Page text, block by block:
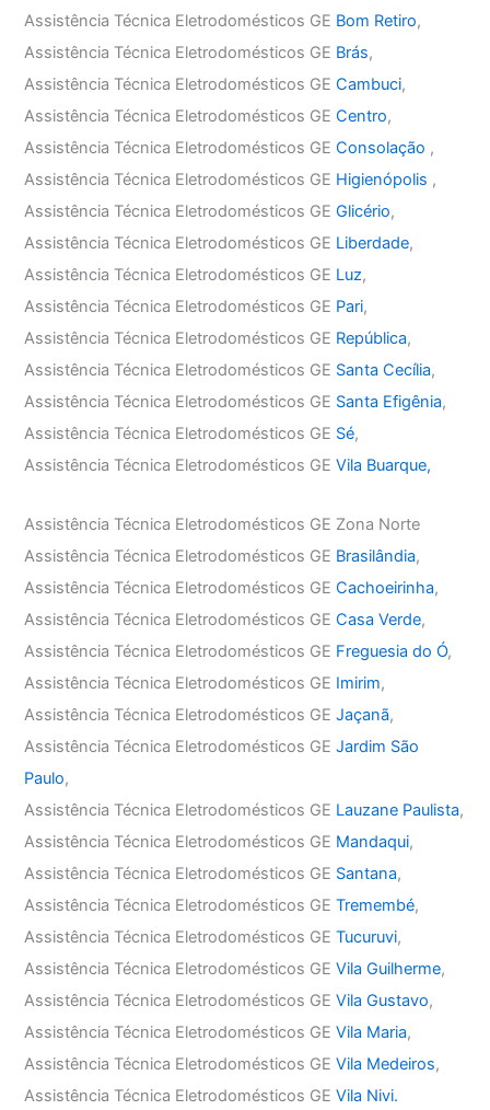
Assistência Técnica Eletrodomésticos GE Bom Retiro,
Assistência Técnica Eletrodomésticos GE Brás,
Assistência Técnica Eletrodomésticos GECambuci,
Assistência Técnica Eletrodomésticos GECentro,
Assistência Técnica Eletrodomésticos GEConsolação ,
Assistência Técnica Eletrodomésticos GE Higienópolis ,
Assistência Técnica Eletrodomésticos GEGlicério,
Assistência Técnica Eletrodomésticos GE Liberdade,
Assistência Técnica Eletrodomésticos GE Luz,
Assistência Técnica Eletrodomésticos GE Pari,
Assistência Técnica Eletrodomésticos GE República,
Assistência Técnica Eletrodomésticos GE Santa Cecília,
Assistência Técnica Eletrodomésticos GE Santa Efigênia,
Assistência Técnica Eletrodomésticos GE Sé,
Assistência Técnica Eletrodomésticos GEVila Buarque,
Assistência Técnica Eletrodomésticos GE Zona Norte
Assistência Técnica Eletrodomésticos GE Brasilândia,
Assistência Técnica Eletrodomésticos GECachoeirinha,
Assistência Técnica Eletrodomésticos GECasa Verde,
Assistência Técnica Eletrodomésticos GE Freguesia do Ó,
Assistência Técnica Eletrodomésticos GE Imirim,
Assistência Técnica Eletrodomésticos GEJaçanã,
Assistência Técnica Eletrodomésticos GEJardim São
Paulo,
Assistência Técnica Eletrodomésticos GE Lauzane Paulista,
Assistência Técnica Eletrodomésticos GE Mandaqui,
Assistência Técnica Eletrodomésticos GE Santana,
Assistência Técnica Eletrodomésticos GETremembé,
Assistência Técnica Eletrodomésticos GETucuruvi,
Assistência Técnica Eletrodomésticos GEVila Guilherme,
Assistência Técnica Eletrodomésticos GEVila Gustavo,
Assistência Técnica Eletrodomésticos GEVila Maria,
Assistência Técnica Eletrodomésticos GEVila Medeiros,
Assistência Técnica Eletrodomésticos GEVila Nivi.